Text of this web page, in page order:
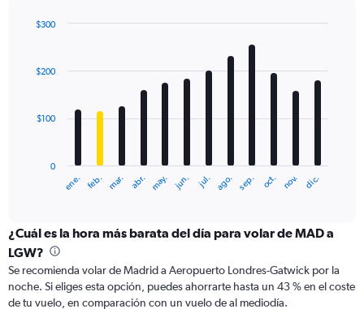
values.
to
with
12
The
categories.
Range:
categories.
The
ene. feb. mar. abr. may. jun. jul. ago. sep. oct. nov. dic.
0
$100
$200
$300
¿Cuál es la hora más barata del día para volar de MAD a
LGW?
Se recomienda volar de Madrid a Aeropuerto Londres-Gatwick por la
noche. Si eliges esta opción, puedes ahorrarte hasta un 43 % en el coste
de tu vuelo, en comparación con un vuelo de al mediodía.